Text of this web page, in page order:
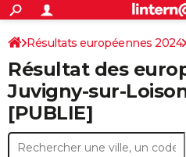
ACTUALITÉS
Politique
Société
Faits Divers
Education
Monde
Villes
+
SPORT
Coupe du monde 2026
Football
Tennis
Cyclisme
Rugby
Forum
CULTURE
Programme TV
TNT
Streaming
Cinéma
Sorties cinéma
Musique
+FINANCE
Retraite
Impôts
Epargne
Immobilier
Risques naturels par ville
Banque
Assurance
CréditAUTO
Résultats européennes 2024
Résultat des
Juvigny-sur-
[PUBLIE]